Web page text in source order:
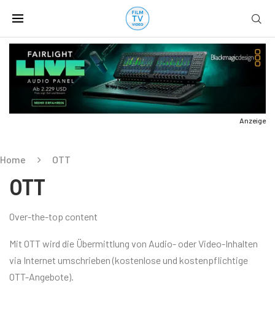
Anzeige
Home OTT
OTT
Over-the-top content
Mit OTT wird die Übermittlung von Audio- oder Video-Inhalten
via Internet umschrieben (kostenlose und kostenpflichtige
OTT-Angebote).